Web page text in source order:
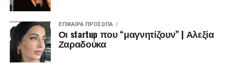
ΕΠΊΚΑΙΡΑ ΠΡΌΣΩΠΑ
Οι startup που “μαγνητίζουν” | Αλεξία
Ζαραδούκα